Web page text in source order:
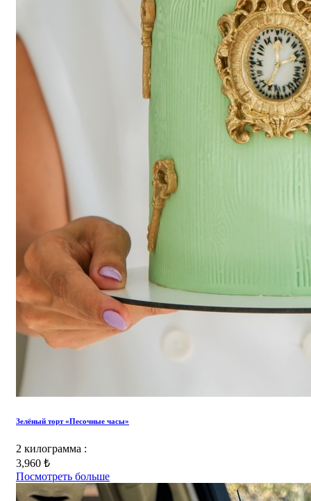
Зелёный торт «Песочные часы»
2 килограмма :
3,960 ₺
Посмотреть больше